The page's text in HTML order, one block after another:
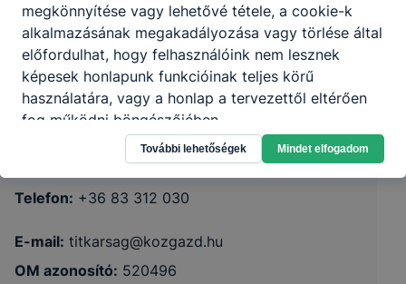
Zalaegerszegi SZC Keszthelyi
Közgazdasági Technikum
8360 Keszthely, Rózsa u. 12.
KRÉTA
Telefon: +36 83 312 030
E-mail: titkarsag@kozgazd.hu
OM azonosító: 520496
megkönnyítése vagy lehetővé tétele, a cookie-k
alkalmazásának megakadályozása vagy törlése által
előfordulhat, hogy felhasználóink nem lesznek
képesek honlapunk funkcióinak teljes körű
használatára, vagy a honlap a tervezettől eltérően
fog működni böngészőjében.
További lehetőségek Mindet elfogadom